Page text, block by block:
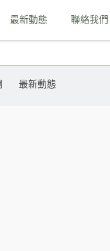
最新動態 聯絡我們
最新動態